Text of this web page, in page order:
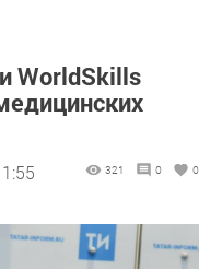
WorldSkills
321 0 0